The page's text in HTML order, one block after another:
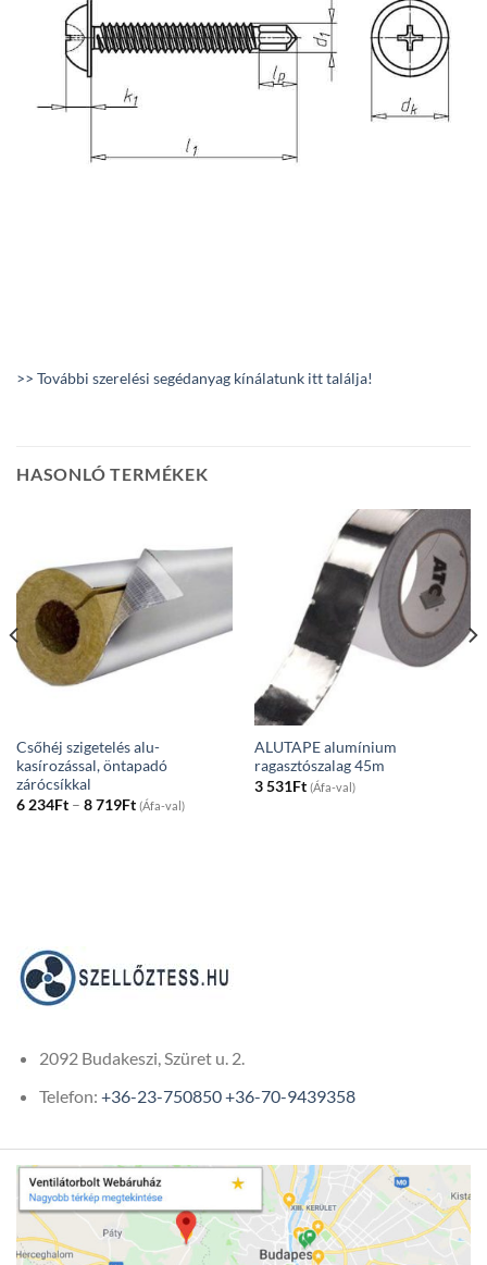
>> További szerelési segédanyag kínálatunk itt találja!
HASONLÓ TERMÉKEK
Csőhéj szigetelés alu-
kasírozással, öntapadó
zárócsíkkal
6 234Ft – 8 719FtPrice
range:
(Áfa-val)
ALUTAPE alumínium
ragasztószalag 45m
3 531Ft (Áfa-val)
2092 Budakeszi, Szüret u. 2.
Telefon: +36-23-750850+36-70-9439358